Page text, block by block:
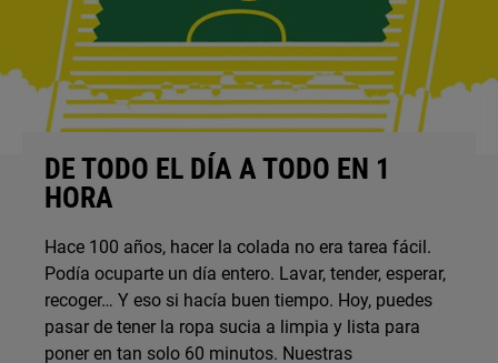
DE TODO EL DÍA A TODO EN 1
HORA
Hace 100 años, hacer la colada no era tarea fácil.
Podía ocuparte un día entero. Lavar, tender, esperar,
recoger… Y eso si hacía buen tiempo. Hoy, puedes
pasar de tener la ropa sucia a limpia y lista para
poner en tan solo 60 minutos. Nuestras